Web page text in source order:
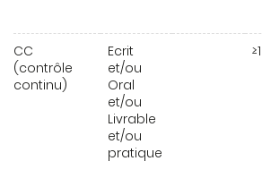
CC
(contrôle
continu)
Ecrit
et/ou
Oral
et/ou
Livrable
et/ou
pratique
≥1